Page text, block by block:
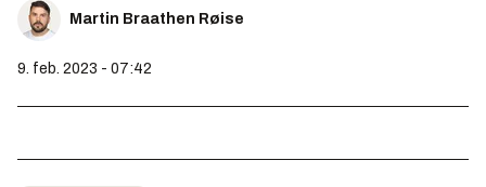
Martin Braathen Røise
9. feb. 2023 - 07:42